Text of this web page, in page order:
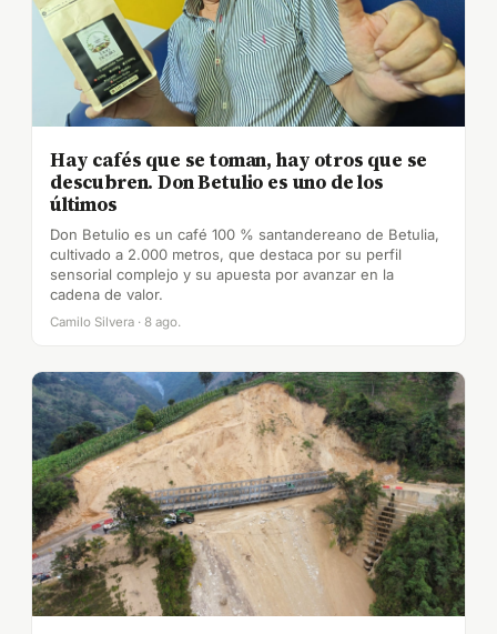
Hay cafés que se toman, hay otros que se
descubren. Don Betulio es uno de los
últimos
Don Betulio es un café 100 % santandereano de Betulia,
cultivado a 2.000 metros, que destaca por su perfil
sensorial complejo y su apuesta por avanzar en la
cadena de valor.
Camilo Silvera · 8 ago.